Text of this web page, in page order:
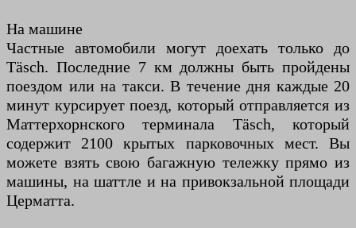
На машине
Частные автомобили могут доехать только до
Täsch. Последние 7 км должны быть пройдены
поездом или на такси. В течение дня каждые 20
минут курсирует поезд, который отправляется из
Маттерхорнского терминала Täsch, который
содержит 2100 крытых парковочных мест. Вы
можете взять свою багажную тележку прямо из
машины, на шаттле и на привокзальной площади
Церматта.